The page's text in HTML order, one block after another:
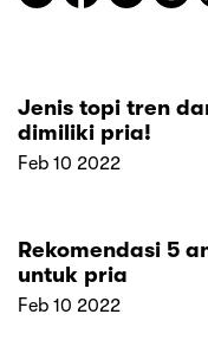
Jenis topi tren
dimiliki pria!
Feb 10 2022
Rekomendasi 5
untuk pria
Feb 10 2022